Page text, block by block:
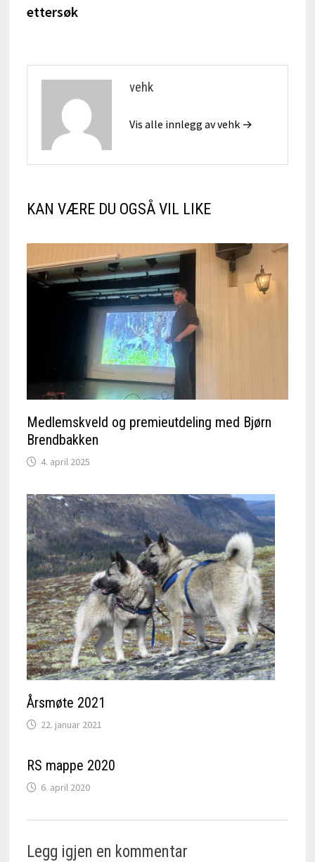
ettersøk
vehk
Vis alle innlegg av vehk →
KAN VÆRE DU OGSÅ VIL LIKE
Medlemskveld og premieutdeling med Bjørn
Brendbakken
4. april 2025
Årsmøte 2021
22. januar 2021
RS mappe 2020
6. april 2020
Legg igjen en kommentar